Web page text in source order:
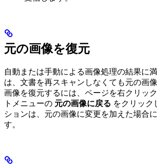
元の画像を復元
自動または手動による画像処理の結果に
は、文書を再スキャンしなくても元の画
画像を復元するには、ページを右クリッ
トメニューの 元の画像に戻る をクリック
ションは、元の画像に変更を加えた場合
す。